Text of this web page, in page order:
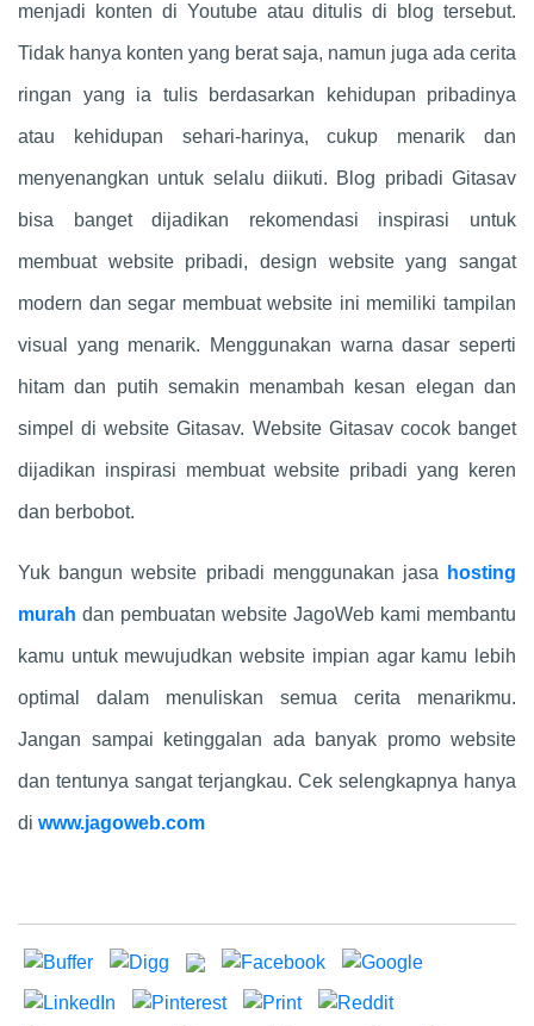
menjadi konten di Youtube atau ditulis di blog tersebut.
Tidak hanya konten yang berat saja, namun juga ada cerita
ringan yang ia tulis berdasarkan kehidupan pribadinya
atau kehidupan sehari-harinya, cukup menarik dan
menyenangkan untuk selalu diikuti. Blog pribadi Gitasav
bisa banget dijadikan rekomendasi inspirasi untuk
membuat website pribadi, design website yang sangat
modern dan segar membuat website ini memiliki tampilan
visual yang menarik. Menggunakan warna dasar seperti
hitam dan putih semakin menambah kesan elegan dan
simpel di website Gitasav. Website Gitasav cocok banget
dijadikan inspirasi membuat website pribadi yang keren
dan berbobot.
Yuk bangun website pribadi menggunakan jasa hosting
murah dan pembuatan website JagoWeb kami membantu
kamu untuk mewujudkan website impian agar kamu lebih
optimal dalam menuliskan semua cerita menarikmu.
Jangan sampai ketinggalan ada banyak promo website
dan tentunya sangat terjangkau. Cek selengkapnya hanya
di www.jagoweb.com